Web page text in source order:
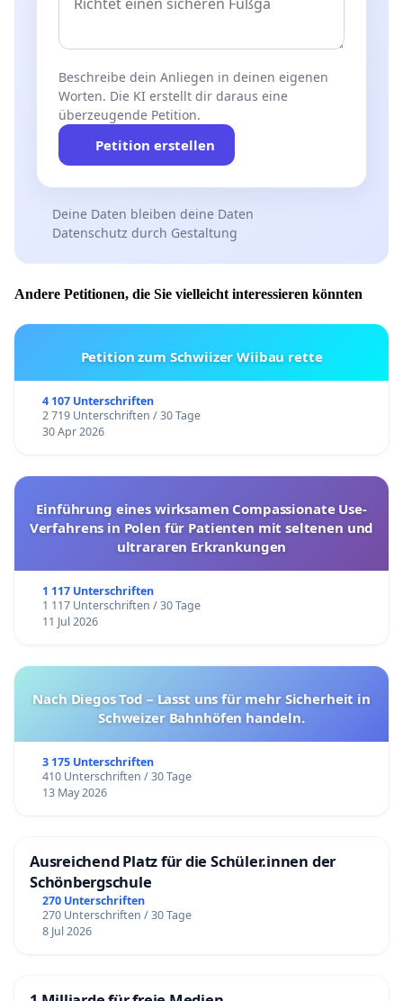
Beschreibe dein Anliegen in deinen eigenen
Worten. Die KI erstellt dir daraus eine
überzeugende Petition.
Petition erstellen
Deine Daten bleiben deine Daten
Datenschutz durch Gestaltung
Andere Petitionen, die Sie vielleicht interessieren könnten
Petition zum Schwiizer Wiibau rette
4 107 Unterschriften
2 719 Unterschriften / 30 Tage
30 Apr 2026
Einführung eines wirksamen Compassionate Use-
Verfahrens in Polen für Patienten mit seltenen und
ultrararen Erkrankungen
1 117 Unterschriften
1 117 Unterschriften / 30 Tage
11 Jul 2026
Nach Diegos Tod – Lasst uns für mehr Sicherheit in
Schweizer Bahnhöfen handeln.
3 175 Unterschriften
410 Unterschriften / 30 Tage
13 May 2026
Ausreichend Platz für die Schüler.innen der
Schönbergschule
270 Unterschriften
270 Unterschriften / 30 Tage
8 Jul 2026